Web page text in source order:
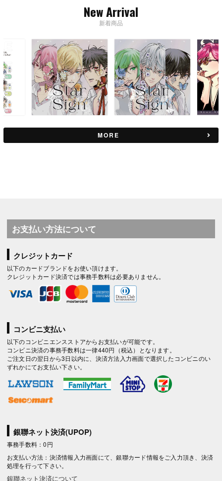
New Arrival
新着商品
MORE
お支払い方法について
クレジットカード
以下のカードブランドをお使い頂けます。
クレジットカード決済では事務手数料は必要ありません。
コンビニ支払い
以下のコンビニエンスストアからお支払いが可能です。
コンビニ決済の事務手数料は一律440円（税込）となります。
ご注文日の翌日から3日以内に、決済方法入力画面で選択したコンビニのい
ずれかにてお支払い下さい。
銀聯ネット決済(UPOP)
事務手数料：0円
お支払い方法：決済情報入力画面にて、銀聯カード情報をご入力頂き、決済
処理を行って下さい。
銀聯ネット決済について